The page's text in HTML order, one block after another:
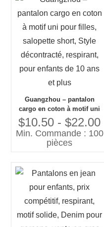
Guangzhou – pantalon
cargo en coton à motif uni
pour filles, salopette short,
Style décontracté, respirant,
pour enfants de 10 ans et
plus
$10.50 - $22.00
Min. Commande : 100
pièces